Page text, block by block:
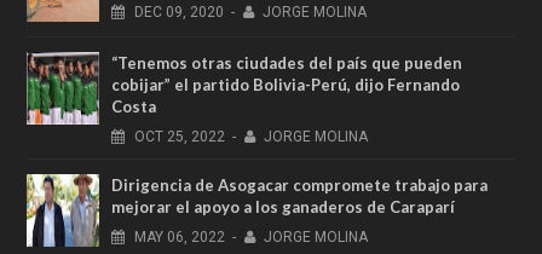
DEC 09, 2020 - JORGE MOLINA
“Tenemos otras ciudades del país que pueden
cobijar” el partido Bolivia-Perú, dijo Fernando
Costa
OCT 25, 2022 - JORGE MOLINA
Dirigencia de Asogacar compromete trabajo para
mejorar el apoyo a los ganaderos de Caraparí
MAY 06, 2022 - JORGE MOLINA